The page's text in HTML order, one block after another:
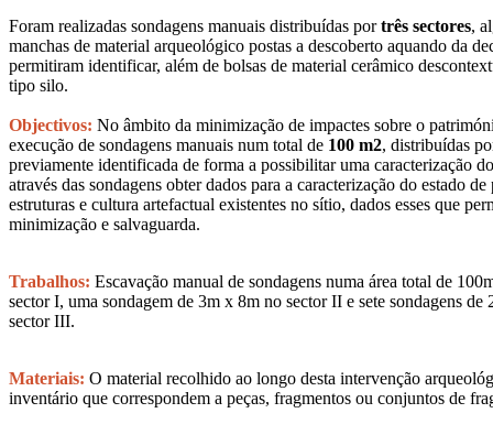
Foram realizadas sondagens manuais distribuídas portrês sectores,
manchas de material arqueológico postas a descoberto aquando da
permitiram identificar, além de bolsas de material cerâmico
tipo silo.
Objectivos: No âmbito da minimização de impactes sobre o
execução de sondagens manuais num total de 100 m2, distribuídas
previamente identificada de forma a possibilitar uma caracterização
através das sondagens obter dados para a caracterização do estado
estruturas e cultura artefactual existentes no sítio, dados esses que
minimização e salvaguarda.
Trabalhos: Escavação manual de sondagens numa área total de
sector I, uma sondagem de 3m x 8m no sector II e sete sondagens
sector III.
Materiais: O material recolhido ao longo desta intervenção
inventário que correspondem a peças, fragmentos ou conjuntos de